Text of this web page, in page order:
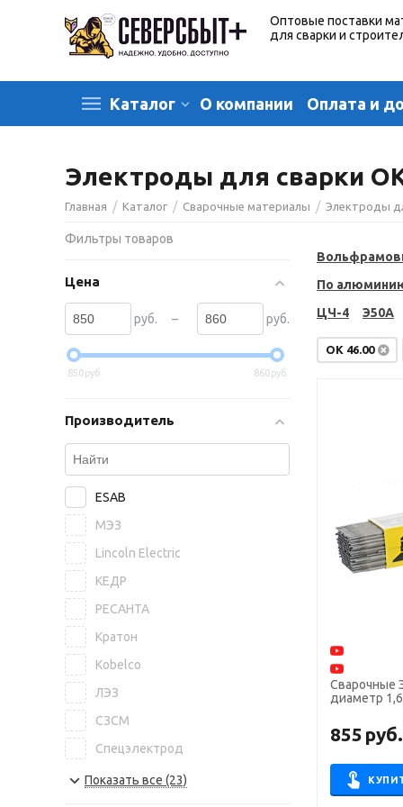
Оптовые поставки
для сварки и
Каталог О компании Оплата и
Электроды для сварки
Главная / Каталог / Сварочные материалы / Электроды
По
ЦЧ-4
Э50А
OK 46.00
Сварочные
диаметр
855 руб.
Фильтры товаров
Цена
руб. – руб.
850руб. 860руб.
Производитель
ESAB
МЭЗ
Lincoln Electric
КЕДР
РЕСАНТА
Кратон
Kobelco
ЛЭЗ
СЗСМ
Спецэлектрод
NITTETSU
Показать все (23)